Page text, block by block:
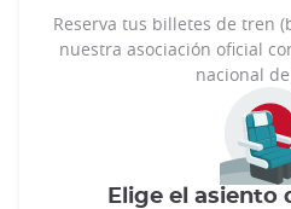
Reserva tus billetes de tren
nuestra asociación oficial
nacional
Elige el asiento